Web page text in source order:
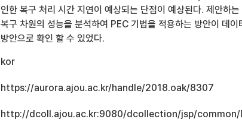
인한 복구 처리 시간 지연이 예상되는 단점이 예상된다. 제안하
복구 차원의 성능을 분석하여 PEC 기법을 적용하는 방안이 데
방안으로 확인 할 수 있었다.
kor
https://aurora.ajou.ac.kr/handle/2018.oak/8307
http://dcoll.ajou.ac.kr:9080/dcollection/jsp/common/